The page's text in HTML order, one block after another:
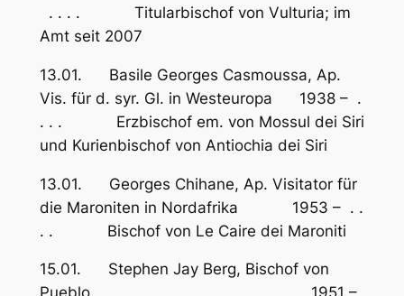
. . . . Titularbischof von Vulturia; im
Amt seit 2007
13.01. Basile Georges Casmoussa, Ap.
Vis. für d. syr. Gl. in Westeuropa 1938 – .
. . . Erzbischof em. von Mossul dei Siri
und Kurienbischof von Antiochia dei Siri
13.01. Georges Chihane, Ap. Visitator für
die Maroniten in Nordafrika 1953 – . .
. . Bischof von Le Caire dei Maroniti
15.01. Stephen Jay Berg, Bischof von